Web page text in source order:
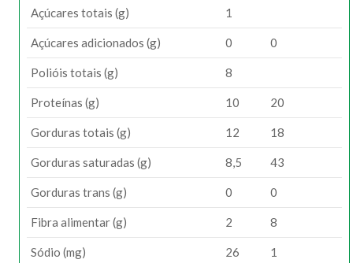
Açúcares totais (g) 1
Açúcares adicionados (g) 0 0
Polióis totais (g) 8
Proteínas (g) 10 20
Gorduras totais (g) 12 18
Gorduras saturadas (g) 8,5 43
Gorduras trans (g) 0 0
Fibra alimentar (g) 2 8
Sódio (mg) 26 1